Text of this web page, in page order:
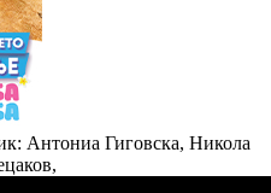
Антониа Гиговска, Никола